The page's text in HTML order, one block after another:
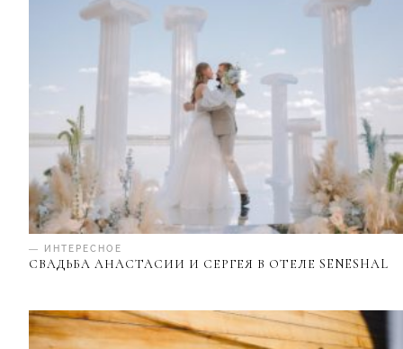
— ИНТЕРЕСНОЕ
СВАДЬБА АНАСТАСИИ И СЕРГЕЯ В ОТЕЛЕ SENESHAL